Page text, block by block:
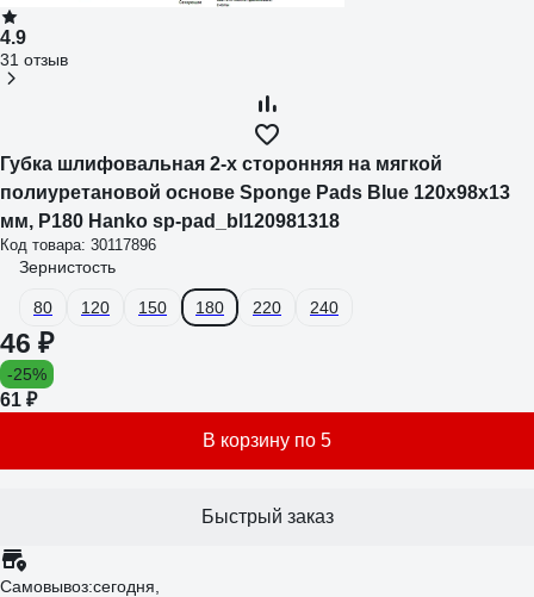
4.9
31 отзыв
Губка шлифовальная 2-х сторонняя на мягкой
полиуретановой основе Sponge Pads Blue 120x98x13
мм, P180 Hanko sp-pad_bl120981318
Код товара: 30117896
Зернистость
80 120 150 180 220 240
46 ₽
-25%
61 ₽
В корзину по 5
Быстрый заказ
Самовывоз:сегодня,